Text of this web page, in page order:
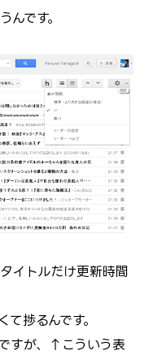
んです。
イトルだけ更新時間
捗るんです。
すが、↑こういう表